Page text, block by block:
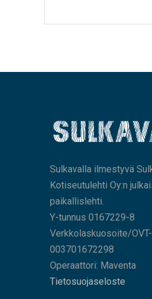
Sulkavalla ilmestyvä
Kotiseutulehti Oy:n
paikallislehti.
Y-tunnus 0167229-8
Verkkolaskuosoite/
003701672298
Operaattori: Maventa
Tietosuojaseloste